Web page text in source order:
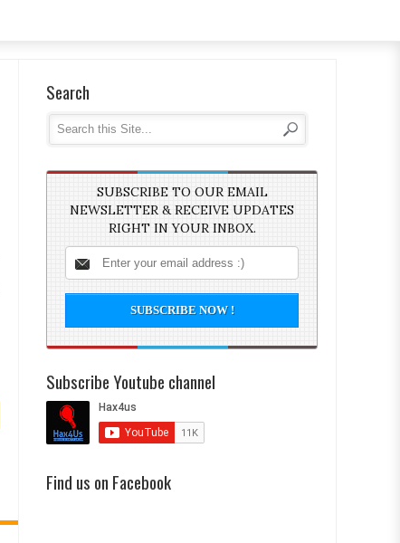
Search
SUBSCRIBE TO OUR EMAIL
NEWSLETTER & RECEIVE UPDATES
RIGHT IN YOUR INBOX.
Subscribe Youtube channel
Find us on Facebook